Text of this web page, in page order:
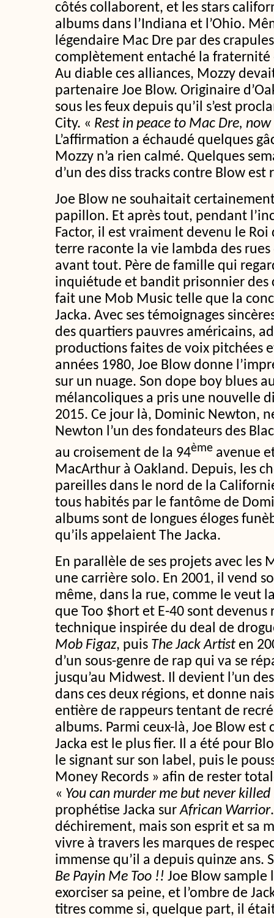
côtés collaborent, et les stars
albums dans l’Indiana et l’Ohio.
légendaire Mac Dre par des
complètement entaché la fraternité
Au diable ces alliances, Mozzy
partenaire Joe Blow. Originaire
sous les feux depuis qu’il s’est
City. « Rest in peace to Mac Dre, now
L’affirmation a échaudé quelques
Mozzy n’a rien calmé. Quelques
d’un des diss tracks contre Blow
Joe Blow ne souhaitait
papillon. Et après tout, pendant
Factor, il est vraiment devenu le Roi
terre raconte la vie lambda des rues
avant tout. Père de famille qui
inquiétude et bandit prisonnier des
fait une Mob Music telle que la
Jacka. Avec ses témoignages
des quartiers pauvres américains,
productions faites de voix pitchées
années 1980, Joe Blow donne
sur un nuage. Son dope boy blues
mélancoliques a pris une nouvelle
2015. Ce jour là, Dominic Newton,
Newton l’un des fondateurs des
au croisement de la 94ème avenue
MacArthur à Oakland. Depuis, les
pareilles dans le nord de la
tous habités par le fantôme de
albums sont de longues éloges
qu’ils appelaient The Jacka.
En parallèle de ses projets avec les
une carrière solo. En 2001, il vend
même, dans la rue, comme le veut
que Too $hort et E-40 sont devenus
technique inspirée du deal de
Mob Figaz, puis The Jack Artist en
d’un sous-genre de rap qui va se
jusqu’au Midwest. Il devient l’un
dans ces deux régions, et donne
entière de rappeurs tentant de
albums. Parmi ceux-là, Joe Blow
Jacka est le plus fier. Il a été pour
le signant sur son label, puis le
Money Records » afin de rester
« You can murder me but never
prophétise Jacka surAfrican Warrior
déchirement, mais son esprit et sa
vivre à travers les marques de
immense qu’il a depuis quinze ans.
Be Payin Me Too !! Joe Blow sample
exorciser sa peine, et l’ombre de
titres comme si, quelque part, il